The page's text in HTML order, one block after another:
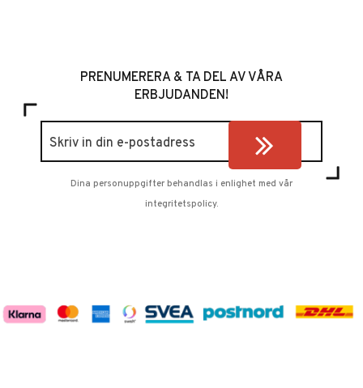
PRENUMERERA & TA DEL AV VÅRA
ERBJUDANDEN!
Dina personuppgifter behandlas i enlighet med vår
integritetspolicy.